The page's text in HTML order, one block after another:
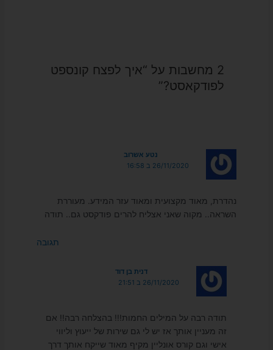
2 מחשבות על “איך לפצח קונספט
לפודקאסט?”
נטע אשרוב
26/11/2020 ב 16:58
נהדרת, מאוד מקצועית ומאוד עזר המידע. מעוררת
השראה.. מקוה שאני אצליח להרים פודקסט גם.. תודה
תגובה
דנית בן דוד
26/11/2020 ב 21:51
תודה רבה על המילים החמות!!! בהצלחה רבה!! אם
זה מעניין אותך אז יש לי גם שירות של ייעוץ וליווי
אישי וגם קורס אונליין מקיף מאוד שייקח אותך דרך